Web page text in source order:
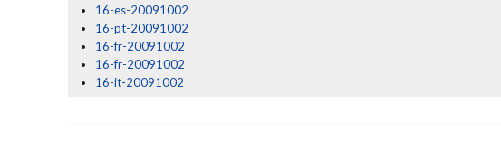
16-es-20091002
16-pt-20091002
16-fr-20091002
16-fr-20091002
16-it-20091002